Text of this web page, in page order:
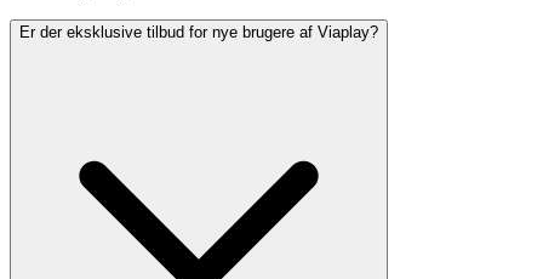
Er der eksklusive tilbud for nye brugere af Viaplay?